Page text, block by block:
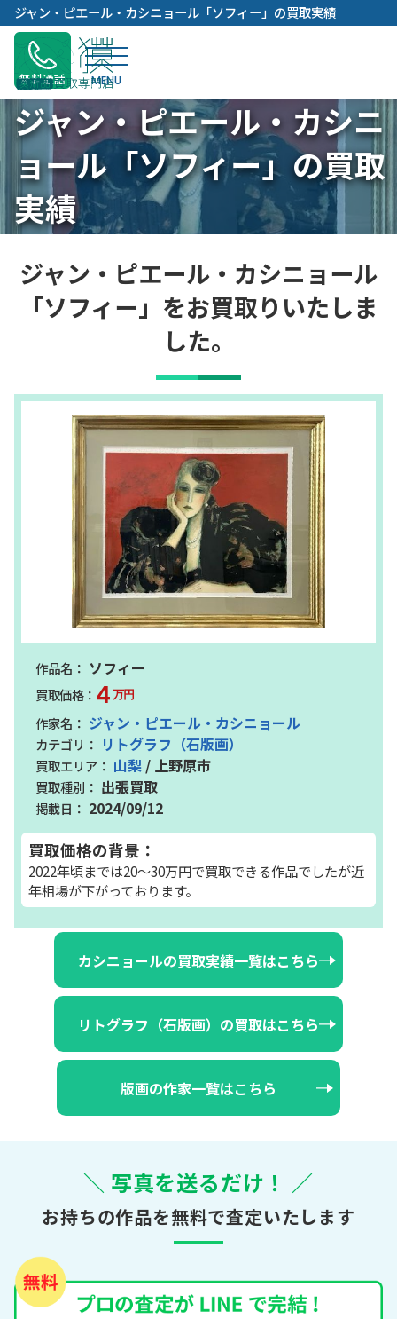
内
容
キ
ッ
プ
ジャン・ピエール・カシニョール「ソフィー」の買取実績
無料通話
ジャン・ピエール・カシニ
ョール「ソフィー」の買取
実績
ジャン・ピエール・カシニョール
「ソフィー」をお買取りいたしま
した。
ソフィー
4万円
ジャン・ピエール・カシニョール
リトグラフ（石版画）
山梨 / 上野原市
出張買取
2024/09/12
買取価格の背景：
2022年頃までは20～30万円で買取できる作品でしたが近
年相場が下がっております。
カシニョールの買取実績一覧はこちら
リトグラフ（石版画）の買取はこちら
版画の作家一覧はこちら
＼ 写真を送るだけ！ ／
お持ちの作品を無料で査定いたします